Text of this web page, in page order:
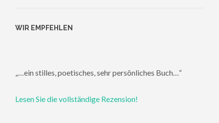
WIR EMPFEHLEN
„…ein stilles, poetisches, sehr persönliches Buch…“
Lesen Sie die vollständige Rezension!